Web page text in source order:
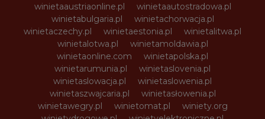
winietaaustriaonline.pl
winietaautostradowa.pl
winietabulgaria.pl
winietachorwacja.pl
winietaczechy.pl
winietaestonia.pl
winietalitwa.pl
winietalotwa.pl
winietamoldawia.pl
winietaonline.com
winietapolska.pl
winietarumunia.pl
winietaslovenia.pl
winietaslowacja.pl
winietaslowenia.pl
winietaszwajcaria.pl
winietasłowenia.pl
winietawegry.pl
winietomat.pl
winiety.org